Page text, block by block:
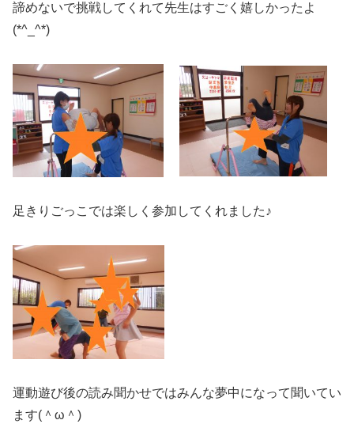
諦めないで挑戦してくれて先生はすごく嬉しかったよ
(*^_^*)
足きりごっこでは楽しく参加してくれました♪
運動遊び後の読み聞かせではみんな夢中になって聞いてい
ます(＾ω＾)